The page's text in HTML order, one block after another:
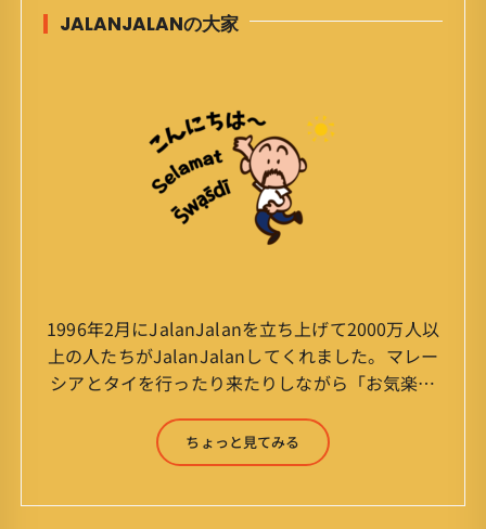
JALANJALANの大家
1996年2月にJalanJalanを立ち上げて2000万人以
上の人たちがJalanJalanしてくれました。マレー
シアとタイを行ったり来たりしながら「お気楽」
森 淳（Jun Yamamori） 生年月日 ：1959年
7月4日(61才) 生まれ ：香港(3才まで)
ちょっと見てみる